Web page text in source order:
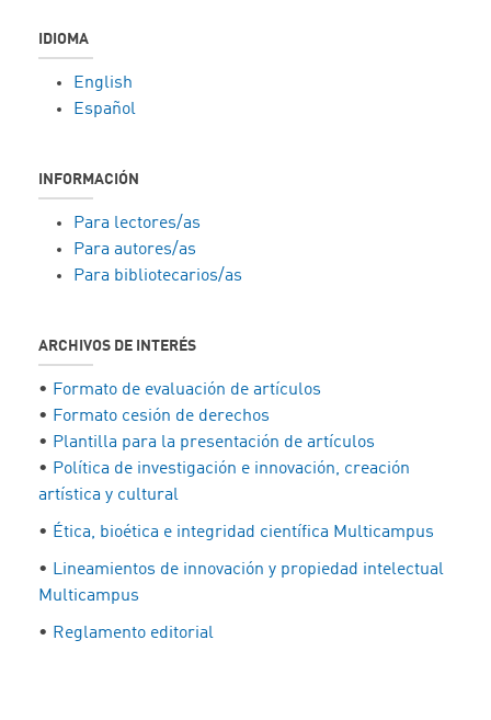
IDIOMA
English
Español
INFORMACIÓN
Para lectores/as
Para autores/as
Para bibliotecarios/as
ARCHIVOS DE INTERÉS
• Formato de evaluación de artículos
• Formato cesión de derechos
• Plantilla para la presentación de artículos
• Política de investigación e innovación, creación
artística y cultural
• Ética, bioética e integridad científica Multicampus
• Lineamientos de innovación y propiedad intelectual
Multicampus
• Reglamento editorial